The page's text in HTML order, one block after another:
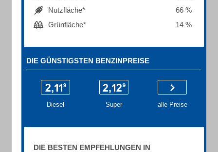
Nutzfläche*
66 %
Grünfläche*
14 %
DIE GÜNSTIGSTEN BENZINPREISE
Diesel Super alle Preise
DIE BESTEN EMPFEHLUNGEN IN